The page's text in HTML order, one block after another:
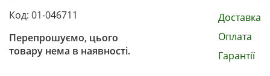
Код: 01-046711
Перепрошуємо, цього
товару нема в наявності.
Доставка
Оплата
Гарантії